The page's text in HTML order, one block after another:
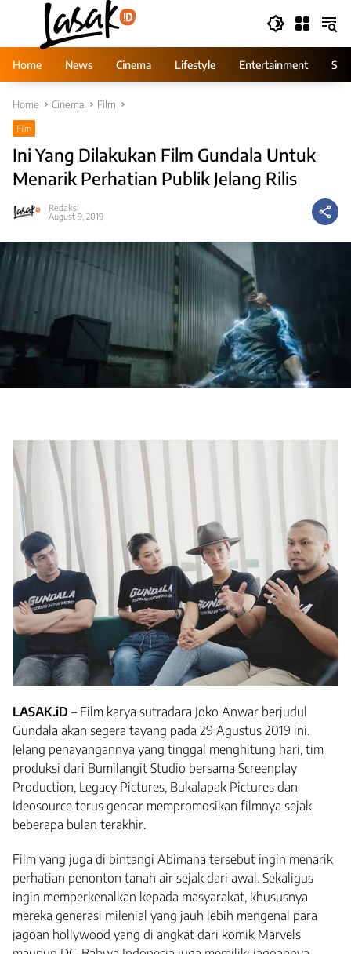
Home
News Cinema Lifestyle Entertainment
Home Cinema Film
Film
Ini Yang Dilakukan Film Gundala Untuk
Menarik Perhatian Publik Jelang Rilis
Redaksi
August 9, 2019
LASAK.iD – Film karya sutradara Joko Anwar berjudul
Gundala akan segera tayang pada 29 Agustus 2019 ini.
Jelang penayangannya yang tinggal menghitung hari, tim
produksi dari Bumilangit Studio bersama Screenplay
Production, Legacy Pictures, Bukalapak Pictures dan
Ideosource terus gencar mempromosikan filmnya sejak
beberapa bulan terakhir.
Film yang juga di bintangi Abimana tersebut ingin menarik
perhatian penonton tanah air sejak dari awal. Sekaligus
ingin memperkenalkan kepada masyarakat, khususnya
mereka generasi milenial yang jauh lebih mengenal para
jagoan hollywood yang di angkat dari komik Marvels